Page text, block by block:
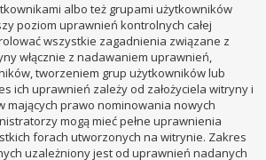
albo też grupami użytkowników
poziom uprawnień kontrolnych całej
wszystkie zagadnienia związane z
włącznie z nadawaniem uprawnień,
tworzeniem grup użytkowników lub
ich uprawnień zależy od założyciela witryny i
mających prawo nominowania nowych
mogą mieć pełne uprawnienia
forach utworzonych na witrynie. Zakres
uzależniony jest od uprawnień nadanych